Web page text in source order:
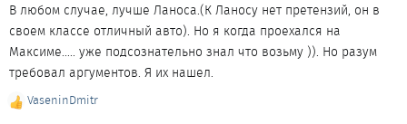
В любом случае, лучше Ланоса.(К Ланосу нет претензий, он в
своем классе отличный авто). Но я когда проехался на
Максиме..... уже подсознательно знал что возьму )). Но разум
требовал аргументов. Я их нашел.
Р
VaseninDmitr